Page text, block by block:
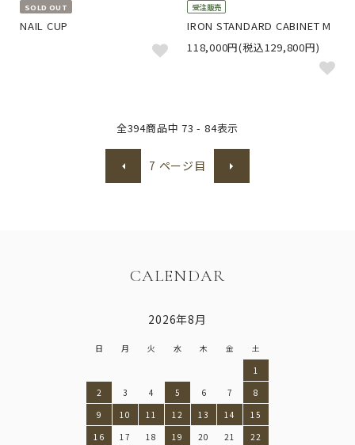
SOLD OUT
NAIL CUP
受注販売
IRON STANDARD CABINET M
118,000円(税込129,800円)
全394商品中73 - 84表示
7 ページ目
CALENDAR
2026年8月
日 月 火 水 木 金
土
1
2
3 4 5 6 7
8
9
10 11 12 13 14
15
16
17 18 19 20 21
22